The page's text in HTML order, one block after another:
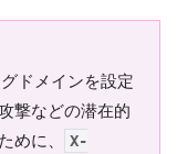
ドメインを設定
撃などの潜在的
めに、
X-